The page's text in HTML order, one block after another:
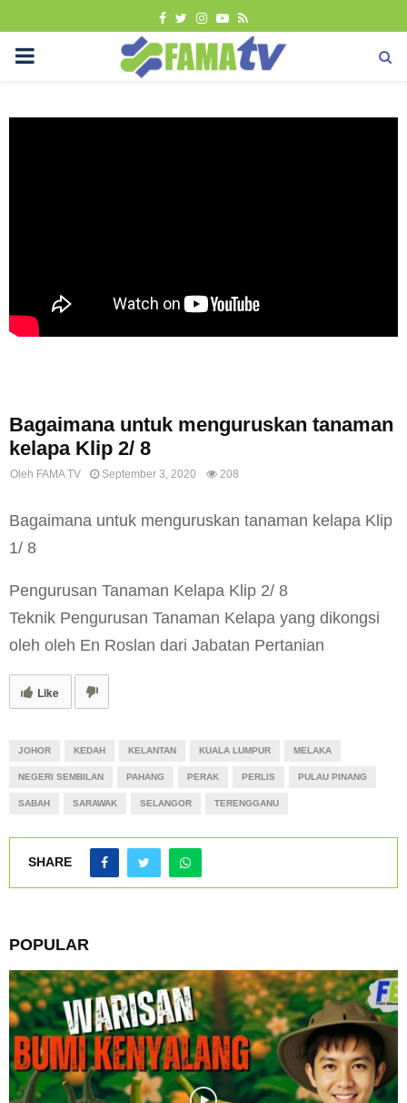
FACEBOOK
TWITTER
INSTAGRAM
YOUTUBE
RSS
PRIMARY
Bagaimana untuk menguruskan tanaman
kelapa Klip 2/ 8
Oleh FAMA TV September 3, 2020 208
Bagaimana untuk menguruskan tanaman kelapa Klip
1/ 8
Pengurusan Tanaman Kelapa Klip 2/ 8
Teknik Pengurusan Tanaman Kelapa yang dikongsi
oleh oleh En Roslan dari Jabatan Pertanian
Like
JOHOR KEDAH KELANTAN KUALA LUMPUR MELAKA
NEGERI SEMBILAN PAHANG PERAK PERLIS PULAU PINANG
SABAH SARAWAK SELANGOR TERENGGANU
SHARE
POPULAR